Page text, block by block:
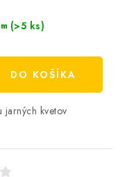
(>5 ks)
DO KOŠÍKA
jarných kvetov